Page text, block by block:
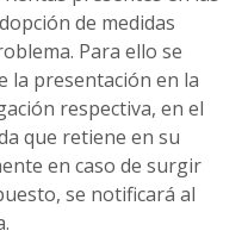
de medidas
Para ello se
la presentación en la
respectiva, en el
que retiene en su
en caso de surgir
se notificará al